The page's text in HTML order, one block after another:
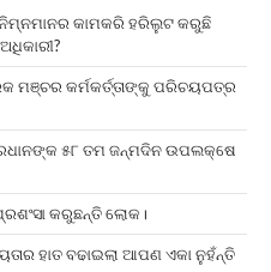
! ନିମ୍ନମାନର କାମକରି ହରିଲୁଟ କରୁଛି
ମଞ୍ଚର କର୍ମକର୍ତ୍ତାଙ୍କୁ ପରିଚୟପତ୍ର
୫୮ ତମ ଜନ୍ମଦିନ ଉପଲକ୍ଷେ
କରୁଛନ୍ତି ଲୋକ।
ହାତ ବଢାଇଲା ଆପଣ ଏକା ନୁହଁନ୍ତି